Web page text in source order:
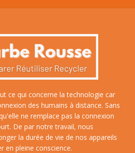
ce qui concerne la technologie car
des humains à distance. Sans
ne remplace pas la connexion
De par notre travail, nous
la durée de vie de nos appareils
en pleine conscience.